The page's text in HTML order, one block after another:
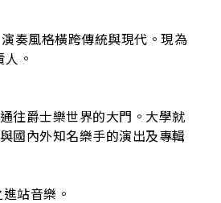
奏風格橫跨傳統與現代。現為
。
往爵士樂世界的大門。大學就
國內外知名樂手的演出及專輯
站音樂。